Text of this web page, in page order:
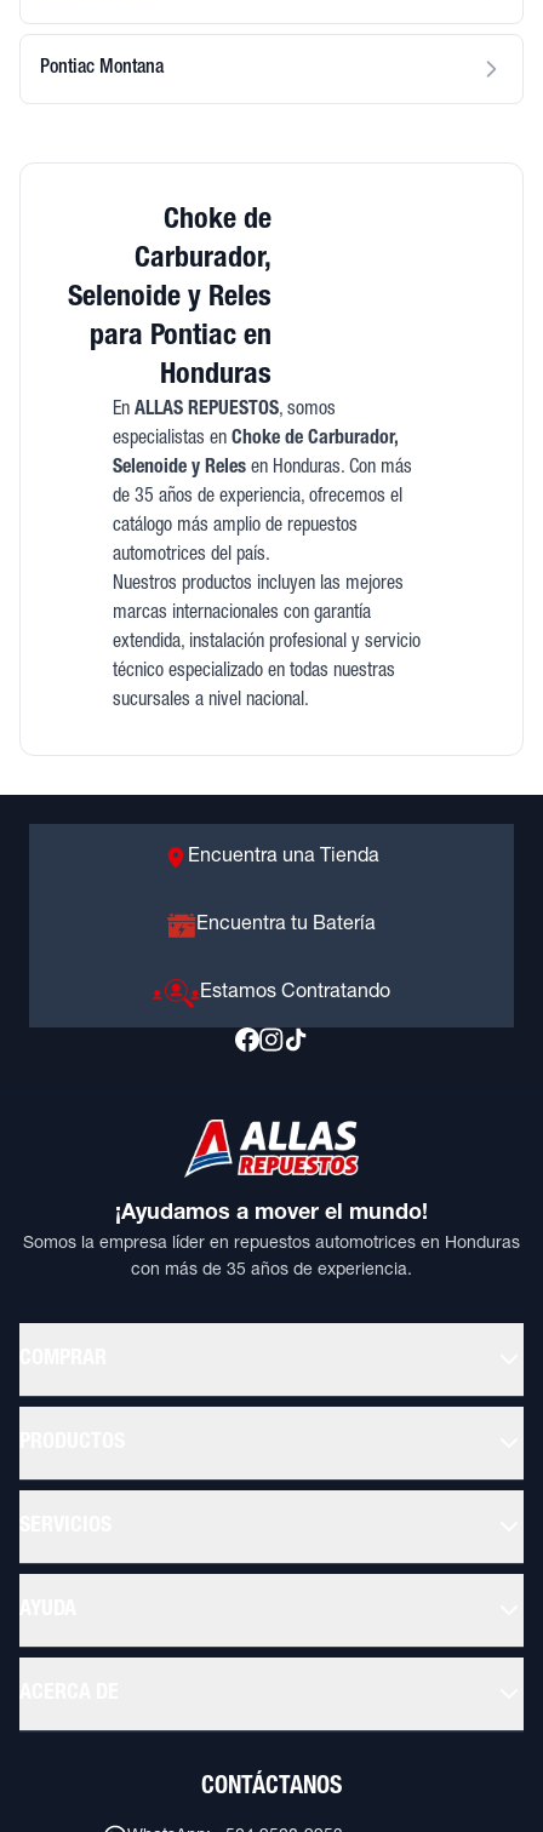
Pontiac Montana
Choke de
Carburador,
Selenoide y Reles
para Pontiac en
Honduras
En ALLAS REPUESTOS, somos
especialistas en Choke de Carburador,
Selenoide y Relesen Honduras. Con más
de 35 años de experiencia, ofrecemos el
catálogo más amplio de repuestos
automotrices del país.
Nuestros productos incluyen las mejores
marcas internacionales con garantía
extendida, instalación profesional y servicio
técnico especializado en todas nuestras
sucursales a nivel nacional.
Encuentra una Tienda
Encuentra tu Batería
Estamos Contratando
¡Ayudamos a mover el mundo!
Somos la empresa líder en repuestos automotrices en Honduras
con más de 35 años de experiencia.
CONTÁCTANOS